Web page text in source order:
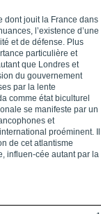
dont jouit la France dans
l’existence d’une
et de défense. Plus
particulière et
que Londres et
du gouvernement
par la lente
comme état biculturel
se manifeste par un
et
proéminent. Il
de cet atlantisme
influen-cée autant par la